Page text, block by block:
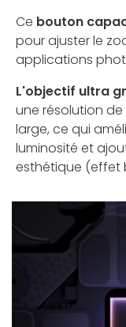
Ce bouton
pour ajuster le
applications
L'objectif ultra
une résolution de
large, ce qui
luminosité et
esthétique (effet